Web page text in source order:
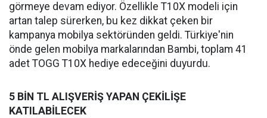
görmeye devam ediyor. Özellikle T10X modeli için
artan talep sürerken, bu kez dikkat çeken bir
kampanya mobilya sektöründen geldi. Türkiye'nin
önde gelen mobilya markalarından Bambi, toplam 41
adet TOGG T10X hediye edeceğini duyurdu.
5 BİN TL ALIŞVERİŞ YAPAN ÇEKİLİŞE
KATILABİLECEK